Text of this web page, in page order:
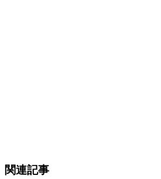
関連記事